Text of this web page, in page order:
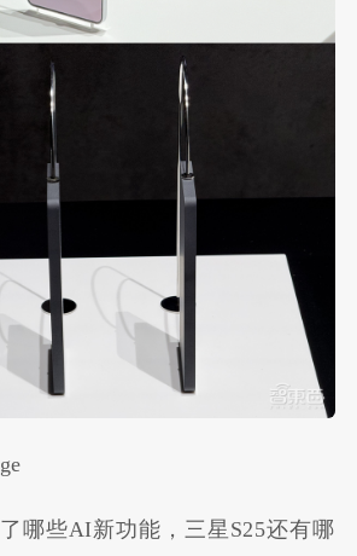
哪些AI新功能，三星S25还有哪